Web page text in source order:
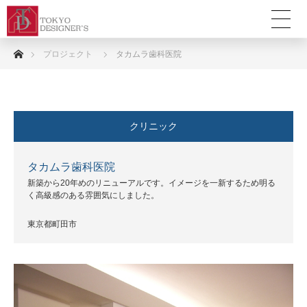
ホームプロジェクト タカムラ歯科医院
クリニック
タカムラ歯科医院
新築から20年めのリニューアルです。イメージを一新するため明る
く高級感のある雰囲気にしました。
東京都町田市